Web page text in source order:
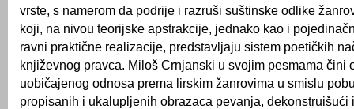
vrste, s namerom da podrije i razruši suštinske odlike
koji, na nivou teorijske apstrakcije, jednako kao i
ravni praktične realizacije, predstavljaju sistem poetičkih
književnog pravca. Miloš Crnjanski u svojim pesmama čini
uobičajenog odnosa prema lirskim žanrovima u smislu
propisanih i ukalupljenih obrazaca pevanja, dekonstruišući